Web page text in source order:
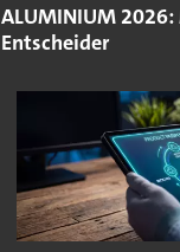
ALUMINIUM
Entscheider